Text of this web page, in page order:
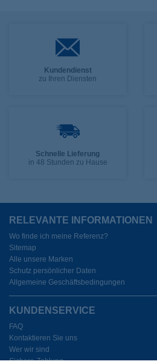
Kundendienst
zu Ihren Diensten
Schnelle Lieferung
in 48 Stunden zu Hause
RELEVANTE INFORMATIONEN
Wo finde ich meine Referenz?
Sitemap
Alle unsere Marken
Schutz persönlicher Daten
Allgemeine Geschäftsbedingungen
KUNDENSERVICE
FAQ
Kontaktieren Sie uns
Wer wir sind
Sichere Zahlung